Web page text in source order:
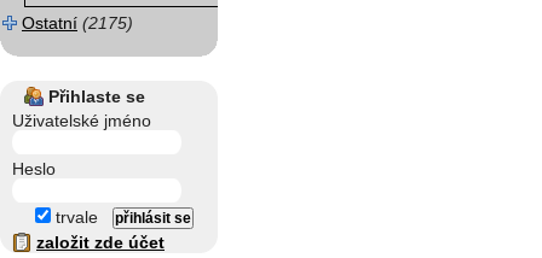
Ostatní (2175)
Přihlaste se
Uživatelské jméno
Heslo
trvale
založit zde účet